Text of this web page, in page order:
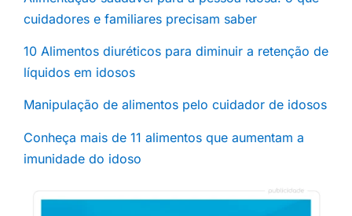
cuidadores e familiares precisam saber
10 Alimentos diuréticos para diminuir a retenção de
líquidos em idosos
Manipulação de alimentos pelo cuidador de idosos
Conheça mais de 11 alimentos que aumentam a
imunidade do idoso